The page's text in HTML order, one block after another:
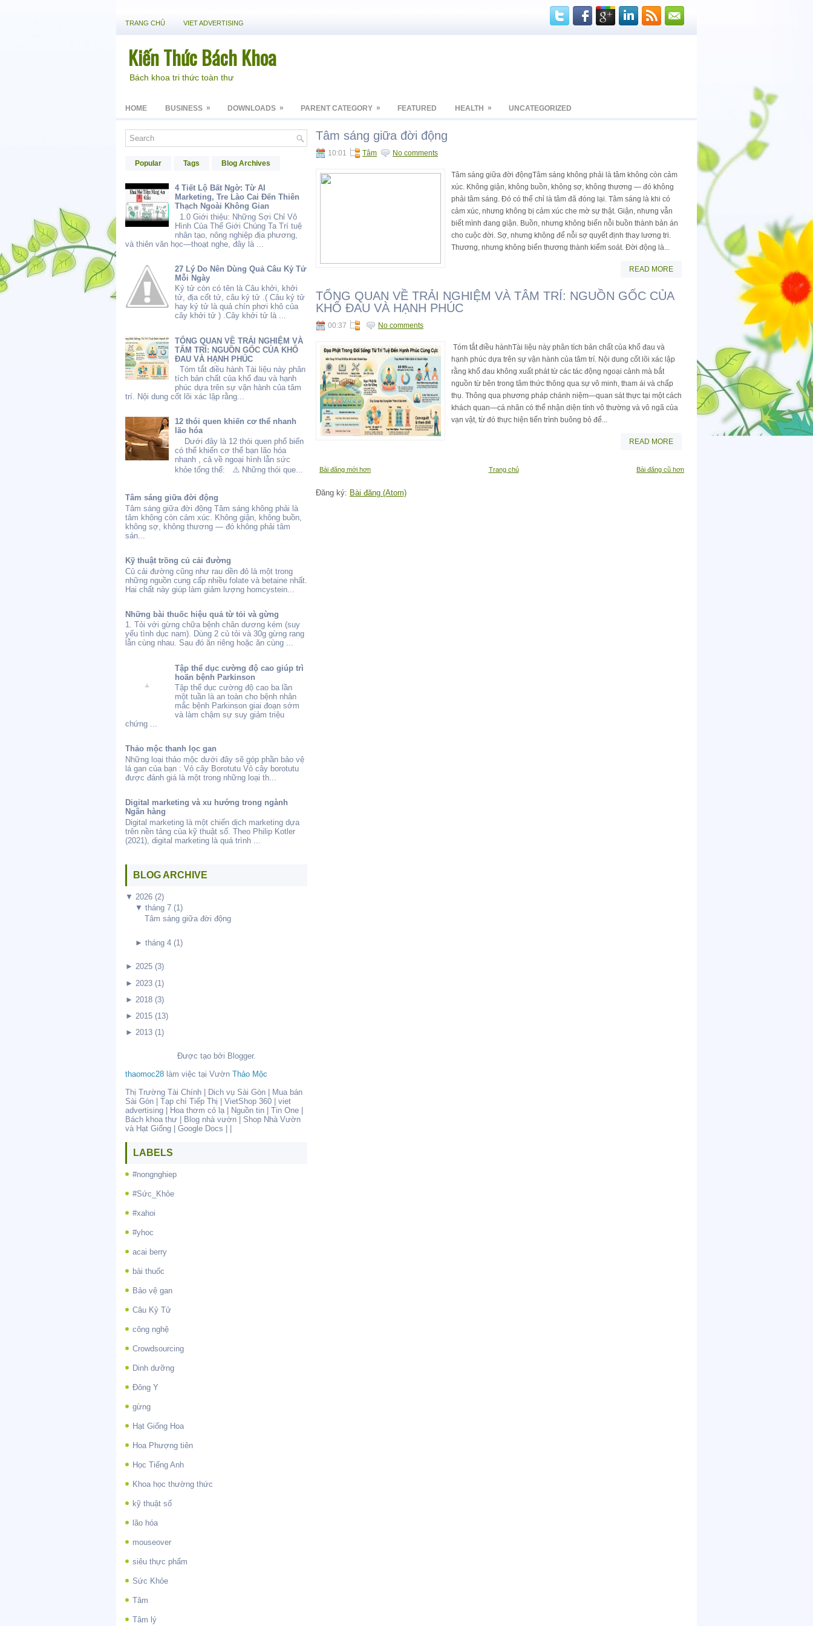
TRANG CHỦ VIET ADVERTISING
Kiến Thức Bách Khoa
Bách khoa tri thức toàn thư
HOME BUSINESS » DOWNLOADS » PARENT CATEGORY » FEATURED HEALTH » UNCATEGORIZED
Popular Tags Blog Archives
4 Tiết Lộ Bất Ngờ: Từ AI
Marketing, Tre Lào Cai Đến Thiên
Thạch Ngoài Không Gian
1.0 Giới thiệu: Những Sợi Chỉ Vô
Hình Của Thế Giới Chúng Ta Trí tuệ
nhân tạo, nông nghiệp địa phương,
và thiên văn học—thoạt nghe, đây là ...
27 Lý Do Nên Dùng Quả Câu Kỷ Tử
Mỗi Ngày
Kỷ tử còn có tên là Câu khởi, khởi
tử, địa cốt tử, câu kỷ tử .( Câu kỷ tử
hay kỷ tử là quả chín phơi khô của
cây khởi tử ) .Cây khởi tử là ...
TỔNG QUAN VỀ TRẢI NGHIỆM VÀ
TÂM TRÍ: NGUỒN GỐC CỦA KHỔ
ĐAU VÀ HẠNH PHÚC
Tóm tắt điều hành Tài liệu này phân
tích bản chất của khổ đau và hạnh
phúc dựa trên sự vận hành của tâm
trí. Nội dung cốt lõi xác lập rằng...
12 thói quen khiến cơ thể nhanh
lão hóa
Dưới đây là 12 thói quen phổ biến
có thể khiến cơ thể bạn lão hóa
nhanh , cả về ngoại hình lẫn sức
khỏe tổng thể: ⚠️ Những thói que...
Tâm sáng giữa đời động
Tâm sáng giữa đời động Tâm sáng không phải là
tâm không còn cảm xúc. Không giận, không buồn,
không sợ, không thương — đó không phải tâm
sán...
Kỹ thuật trồng củ cải đường
Củ cải đường cũng như rau dền đỏ là một trong
những nguồn cung cấp nhiều folate và betaine nhất.
Hai chất này giúp làm giảm lượng homcystein...
Những bài thuốc hiệu quả từ tỏi và gừng
1. Tỏi với gừng chữa bệnh chân dương kém (suy
yếu tình dục nam). Dùng 2 củ tỏi và 30g gừng rang
lẫn cùng nhau. Sau đó ăn riêng hoặc ăn cùng ...
Tập thể dục cường độ cao giúp trì
hoãn bệnh Parkinson
Tập thể dục cường độ cao ba lần
một tuần là an toàn cho bệnh nhân
mắc bệnh Parkinson giai đoạn sớm
và làm chậm sự suy giảm triệu
chứng ...
Thảo mộc thanh lọc gan
Những loại thảo mộc dưới đây sẽ góp phần bảo vệ
lá gan của bạn : Vỏ cây Borotutu Vỏ cây borotutu
được đánh giá là một trong những loại th...
Digital marketing và xu hướng trong ngành
Ngân hàng
Digital marketing là một chiến dịch marketing dựa
trên nền tảng của kỹ thuật số. Theo Philip Kotler
(2021), digital marketing là quá trình ...
BLOG ARCHIVE
▼ 2026 (2)
▼ tháng 7 (1)
Tâm sáng giữa đời động
► tháng 4 (1)
► 2025 (3)
► 2023 (1)
► 2018 (3)
► 2015 (13)
► 2013 (1)
Được tạo bởi Blogger.
thaomoc28 làm việc tại Vườn Thảo Mộc
Thị Trường Tài Chính
Dich vụ Sài Gòn
Mua bán
Sài Gòn
Tạp chí Tiếp Thị VietShop 360
viet
advertising
Hoa thơm cỏ lạ| Nguồn tin Tin One
Bách khoa thư
Blog nhà vườn
Shop Nhà Vườn
và Hạt Giống
Google Docs
LABELS
#nongnghiep
#Sức_Khỏe
#xahoi
#yhoc
acai berry
bài thuốc
Bảo vệ gan
Câu Kỷ Tử
công nghệ
Crowdsourcing
Dinh dưỡng
Đông Y
gừng
Hạt Giống Hoa
Hoa Phượng tiên
Học Tiếng Anh
Khoa học thường thức
kỹ thuật số
lão hóa
mouseover
siêu thực phẩm
Sức Khỏe
Tâm
Tâm lý
Tâm sáng giữa đời động
10:01 Tâm No comments
Tâm sáng giữa đời độngTâm sáng không phải là tâm không còn cảm
xúc. Không giận, không buồn, không sợ, không thương — đó không
phải tâm sáng. Đó có thể chỉ là tâm đã đóng lại. Tâm sáng là khi có
cảm xúc, nhưng không bị cảm xúc che mờ sự thật. Giận, nhưng vẫn
biết mình đang giận. Buồn, nhưng không biến nỗi buồn thành bản án
cho cuộc đời. Sợ, nhưng không để nỗi sợ quyết định thay lương tri.
Thương, nhưng không biến thương thành kiểm soát. Đời động là...
READ MORE
TỔNG QUAN VỀ TRẢI NGHIỆM VÀ TÂM TRÍ: NGUỒN GỐC CỦA
KHỔ ĐAU VÀ HẠNH PHÚC
00:37 No comments
Tóm tắt điều hànhTài liệu này phân tích bản chất của khổ đau và
hạnh phúc dựa trên sự vận hành của tâm trí. Nội dung cốt lõi xác lập
rằng khổ đau không xuất phát từ các tác động ngoại cảnh mà bắt
nguồn từ bên trong tâm thức thông qua sự vô minh, tham ái và chấp
thụ. Thông qua phương pháp chánh niệm—quan sát thực tại một cách
khách quan—cá nhân có thể nhận diện tính vô thường và vô ngã của
vạn vật, từ đó thực hiện tiến trình buông bỏ để...
READ MORE
Bài đăng mới hơn Bài đăng cũ hơn
Trang chủ
Đăng ký: Bài đăng (Atom)